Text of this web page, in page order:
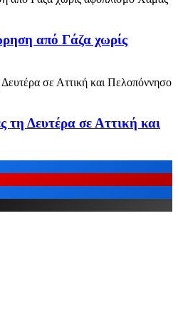
από Γάζα χωρίς
τη Δευτέρα σε Αττική και